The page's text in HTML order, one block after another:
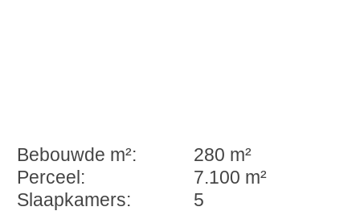
Bebouwde m²:
280 m²
Perceel:
7.100 m²
Slaapkamers:
5